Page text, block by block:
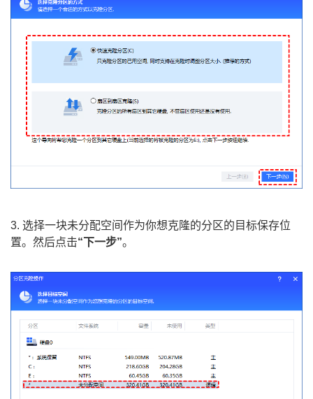
3. 选择一块未分配空间作为你想克隆的分区的目标保存位
置。然后点击“下一步”。